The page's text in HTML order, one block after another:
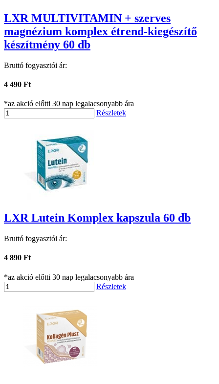
LXR MULTIVITAMIN + szerves
magnézium komplex étrend-kiegészítő
készítmény 60 db
Bruttó fogyasztói ár:
4 490 Ft
*az akció előtti 30 nap legalacsonyabb ára
Részletek
LXR Lutein Komplex kapszula 60 db
Bruttó fogyasztói ár:
4 890 Ft
*az akció előtti 30 nap legalacsonyabb ára
Részletek